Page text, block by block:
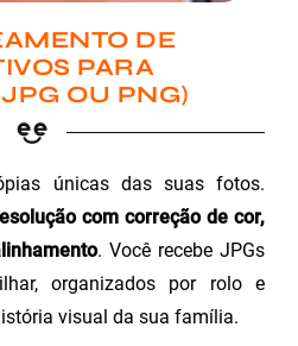
DE
PARA
OU PNG)
únicas das suas fotos.
com correção de cor,
. Você recebe JPGs
organizados por rolo e
visual da sua família.